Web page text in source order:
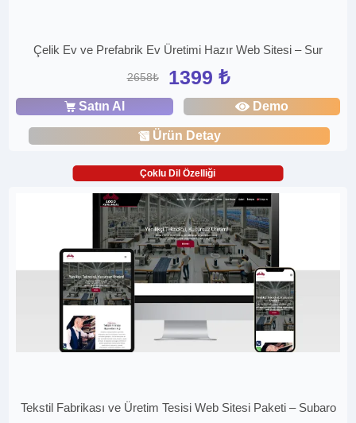
Çelik Ev ve Prefabrik Ev Üretimi Hazır Web Sitesi – Sur
2658₺ 1399 ₺
Satın Al Demo
Ürün Detay
Çoklu Dil Özelliği
Tekstil Fabrikası ve Üretim Tesisi Web Sitesi Paketi – Subaro